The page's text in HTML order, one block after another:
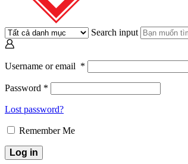
Search input
Username or email *
Password *
Lost password?
Remember Me
Log in